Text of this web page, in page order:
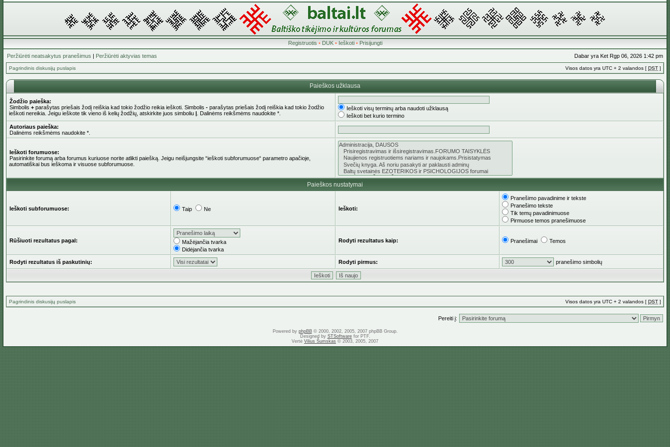
Registruotis • DUK• Ieškoti• Prisijungti
Peržiūrėti neatsakytus pranešimus | Peržiūrėti aktyvias temas Dabar yra Ket Rgp 06, 2026 1:42 pm
Pagrindinis diskusijų puslapis Visos datos yra UTC + 2 valandos [ DST ]
Paieškos užklausa
Žodžio paieška:
Simbolis + parašytas priešais žodį reiškia kad tokio žodžio reikia ieškoti. Simbolis - parašytas priešais žodį reiškia kad tokio žodžio
ieškoti nereikia. Jeigu ieškote tik vieno iš kelių žodžių, atskirkite juos simboliu | . Dalinėms reikšmėms naudokite *.
Ieškoti visų terminų arba naudoti užklausą
Ieškoti bet kurio termino
Autoriaus paieška:
Dalinėms reikšmėms naudokite *.
Ieškoti forumuose:
Pasirinkite forumą arba forumus kuriuose norite atlikti paiešką. Jeigu neišjungsite “ieškoti subforumuose“ parametro apačioje,
automatiškai bus ieškoma ir visuose subforumuose.
Paieškos nustatymai
Ieškoti subforumuose: Taip Ne Ieškoti:
Pranešimo pavadinime ir tekste
Pranešimo tekste
Tik temų pavadinimuose
Pirmuose temos pranešimuose
Rūšiuoti rezultatus pagal:
Mažėjančia tvarka
Didėjančia tvarka
Rodyti rezultatus kaip: Pranešimai Temos
Rodyti rezultatus iš paskutinių: Rodyti pirmus: pranešimo simbolių
Pagrindinis diskusijų puslapis Visos datos yra UTC + 2 valandos [ DST ]
Pereiti į:
Powered by phpBB© 2000, 2002, 2005, 2007 phpBB Group.
Designed by STSoftwarefor PTF.
Vertė Vilius Šumskas © 2003, 2005, 2007